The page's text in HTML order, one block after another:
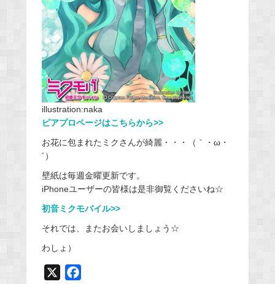
illustration:naka
ピアプロページはこちらから>>
お花に包まれたミクさんが綺麗・・・（｀・ω・
´）
壁紙は毎週金曜更新です。
iPhoneユーザーの皆様は是非御覧くださいね☆
初音ミクモバイル>>
それでは、またお会いしましょう☆
わしょ）